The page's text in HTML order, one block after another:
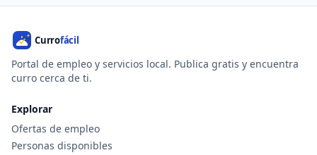
Portal de empleo y servicios local. Publica gratis y encuentra
curro cerca de ti.
Explorar
Ofertas de empleo
Personas disponibles